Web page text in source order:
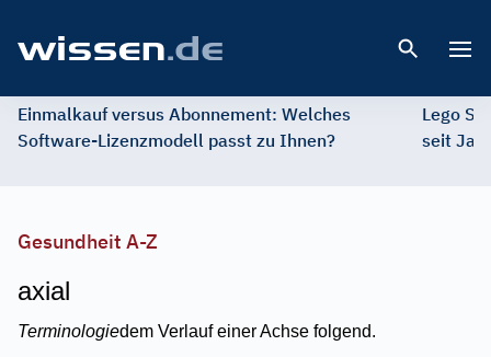
Einmalkauf versus Abonnement: Welches
Software-Lizenzmodell passt zu Ihnen?
Lego
seit
Gesundheit A-Z
axial
Terminologiedem Verlauf einer Achse folgend.